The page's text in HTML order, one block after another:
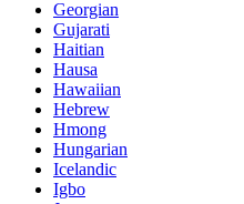
Georgian
Gujarati
Haitian
Hausa
Hawaiian
Hebrew
Hmong
Hungarian
Icelandic
Igbo